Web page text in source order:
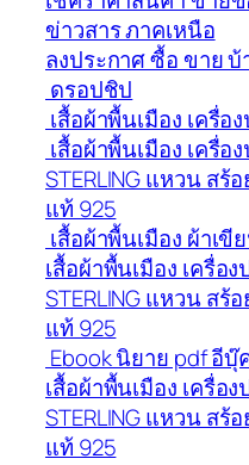
ข่าวสาร ภาคเหนือ
ลงประกาศ ซื้อ ขาย
ดรอปชิป
เสื้อผ้าพื้นเมือง เครื่อ
เสื้อผ้าพื้นเมือง เครื่อ
STERLING แหวน สร้
แท้ 925
เสื้อผ้าพื้นเมือง ผ้าเขี
เสื้อผ้าพื้นเมือง เครื่อง
STERLING แหวน สร้
แท้ 925
Ebook นิยาย pdf อีบุ๊
เสื้อผ้าพื้นเมือง เครื่อง
STERLING แหวน สร้
แท้ 925